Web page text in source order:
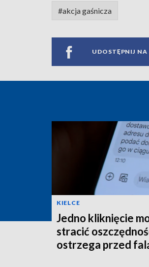
#akcja gaśnicza
UDOSTĘPNIJ NA
KIELCE
Jedno kliknięcie
stracić
ostrzega przed